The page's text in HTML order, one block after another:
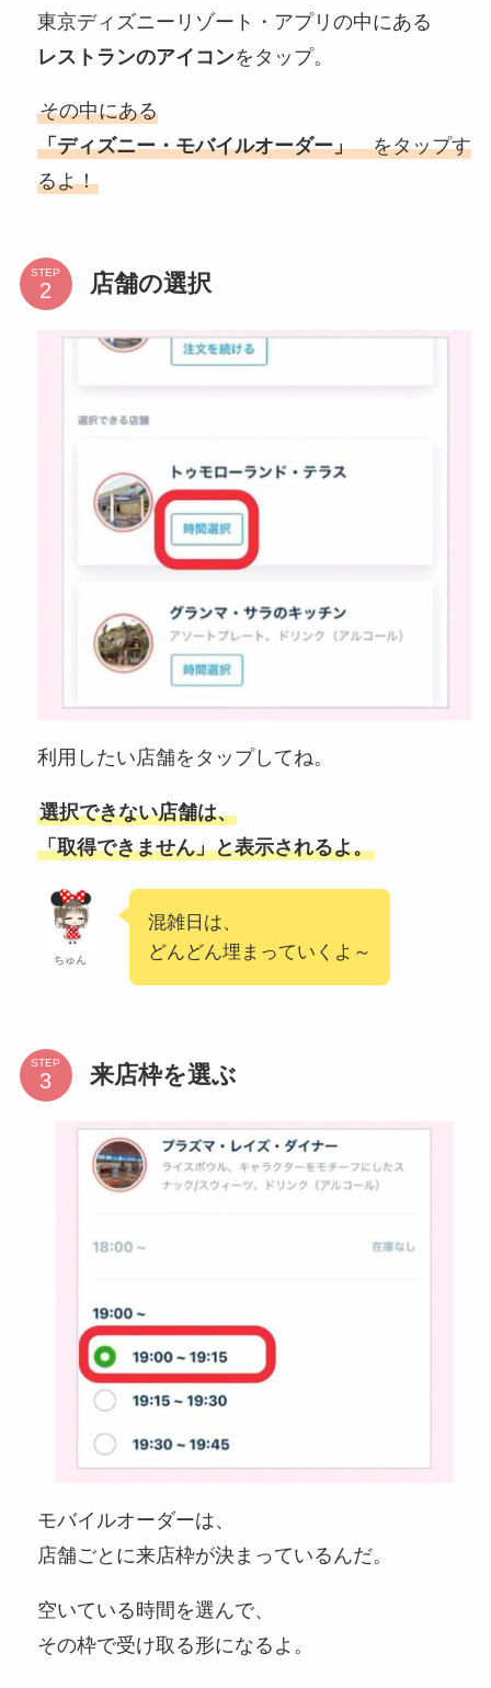
東京ディズニーリゾート・アプリの中にある
レストランのアイコンをタップ。
その中にある
「ディズニー・モバイルオーダー」をタップす
るよ！
STEP 店舗の選択
利用したい店舗をタップしてね。
選択できない店舗は、
「取得できません」と表示されるよ。
ちゅん
混雑日は、
どんどん埋まっていくよ～
STEP 来店枠を選ぶ
モバイルオーダーは、
店舗ごとに来店枠が決まっているんだ。
空いている時間を選んで、
その枠で受け取る形になるよ。